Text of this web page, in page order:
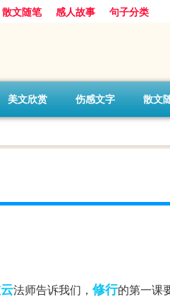
散文随笔 感人故事 句子分类
美文欣赏 伤感文字 散文
法师告诉我们， 修行的第一课